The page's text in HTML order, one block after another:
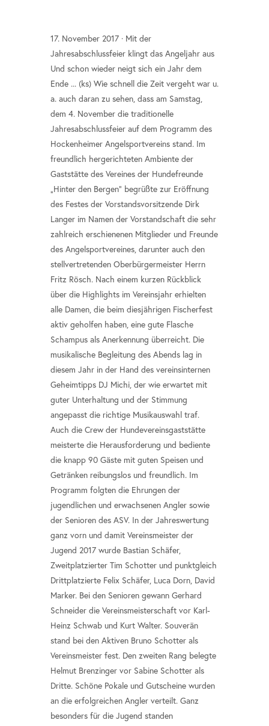
17. November 2017 · Mit der
Jahresabschlussfeier klingt das Angeljahr aus
Und schon wieder neigt sich ein Jahr dem
Ende ... (ks) Wie schnell die Zeit vergeht war u.
a. auch daran zu sehen, dass am Samstag,
dem 4. November die traditionelle
Jahresabschlussfeier auf dem Programm des
Hockenheimer Angelsportvereins stand. Im
freundlich hergerichteten Ambiente der
Gaststätte des Vereines der Hundefreunde
„Hinter den Bergen“ begrüßte zur Eröffnung
des Festes der Vorstandsvorsitzende Dirk
Langer im Namen der Vorstandschaft die sehr
zahlreich erschienenen Mitglieder und Freunde
des Angelsportvereines, darunter auch den
stellvertretenden Oberbürgermeister Herrn
Fritz Rösch. Nach einem kurzen Rückblick
über die Highlights im Vereinsjahr erhielten
alle Damen, die beim diesjährigen Fischerfest
aktiv geholfen haben, eine gute Flasche
Schampus als Anerkennung überreicht. Die
musikalische Begleitung des Abends lag in
diesem Jahr in der Hand des vereinsinternen
Geheimtipps DJ Michi, der wie erwartet mit
guter Unterhaltung und der Stimmung
angepasst die richtige Musikauswahl traf.
Auch die Crew der Hundevereinsgaststätte
meisterte die Herausforderung und bediente
die knapp 90 Gäste mit guten Speisen und
Getränken reibungslos und freundlich. Im
Programm folgten die Ehrungen der
jugendlichen und erwachsenen Angler sowie
der Senioren des ASV. In der Jahreswertung
ganz vorn und damit Vereinsmeister der
Jugend 2017 wurde Bastian Schäfer,
Zweitplatzierter Tim Schotter und punktgleich
Drittplatzierte Felix Schäfer, Luca Dorn, David
Marker. Bei den Senioren gewann Gerhard
Schneider die Vereinsmeisterschaft vor Karl-
Heinz Schwab und Kurt Walter. Souverän
stand bei den Aktiven Bruno Schotter als
Vereinsmeister fest. Den zweiten Rang belegte
Helmut Brenzinger vor Sabine Schotter als
Dritte. Schöne Pokale und Gutscheine wurden
an die erfolgreichen Angler verteilt. Ganz
besonders für die Jugend standen